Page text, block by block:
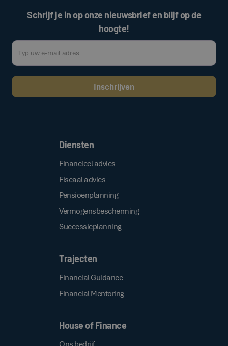
Schrijf je in op onze nieuwsbrief en blijf op de
hoogte!
Diensten
Financieel advies
Fiscaal advies
Pensioenplanning
Vermogensbescherming
Successieplanning
Trajecten
Financial Guidance
Financial Mentoring
House of Finance